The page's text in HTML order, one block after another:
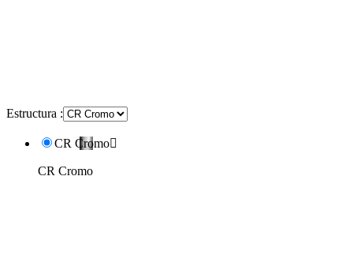
Estructura :
CR Cromo
CR Cromo